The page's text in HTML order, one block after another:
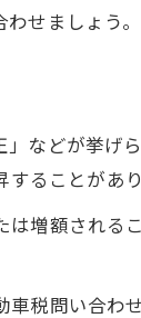
せましょう。
などが挙げ
ることがあり
増額される
税問い合わ